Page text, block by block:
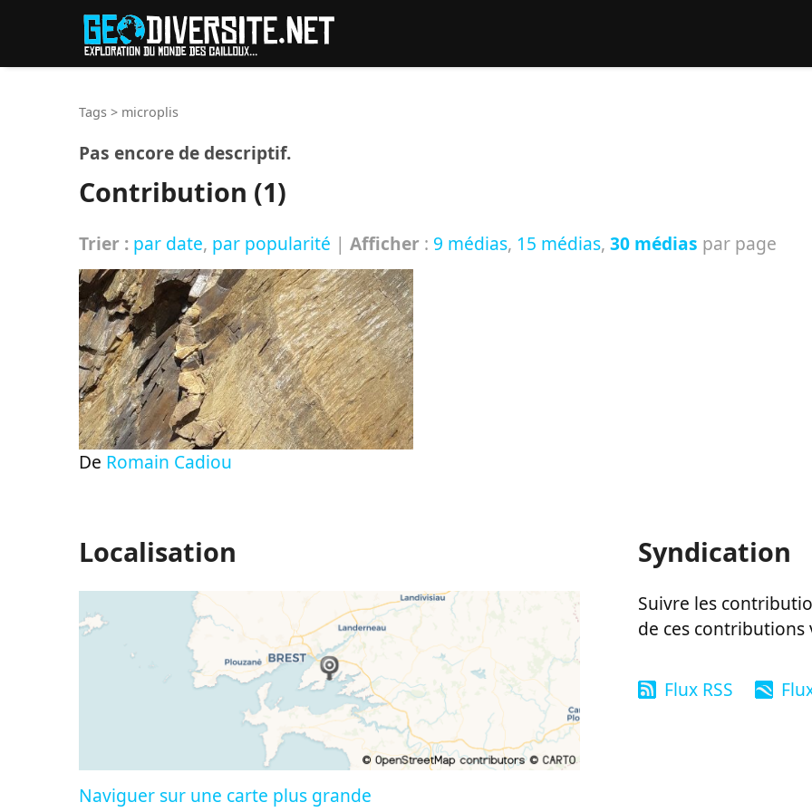
Tags > microplis
Pas encore de descriptif.
Contribution (1)
Trier : par date, par popularité | Afficher : 9 médias, 15 médias, 30 médias par page
De Romain Cadiou
Localisation
Naviguer sur une carte plus grande
Syndication
Suivre les
de ces
Flux RSS